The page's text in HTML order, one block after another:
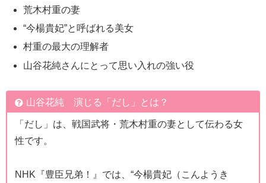
荒木村重の妻
“今楊貴妃”と呼ばれる美女
村重の最大の理解者
山谷花純さんにとって思い入れの強い役
山谷花純 演じる「だし」とは？
「だし」は、戦国武将・荒木村重の妻として伝わる女
性です。
NHK『豊臣兄弟！』では、“今楊貴妃（こんようき